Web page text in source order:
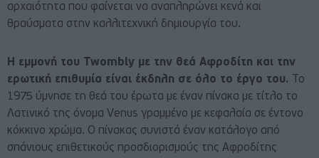
αρχαιότητα που φαίνεται να αναπληρώνει κενά και
θραύσματα στην καλλιτεχνική δημιουργία του.
H εμμονή του Twombly με την θεά Αφροδίτη και την
ερωτική επιθυμία είναι έκδηλη σε όλο το έργο του.
Το
1975 ύμνησε τη θεά του έρωτα με έναν πίνακα με τίτλο το
Λατινικό της όνομα Venus γραμμένο με κεφαλαία σε έντονο
κόκκινο χρώμα. Ο πίνακας συνιστά έναν κατάλογο από
σπάνιους επιθετικούς προσδιορισμούς της Αφροδίτης